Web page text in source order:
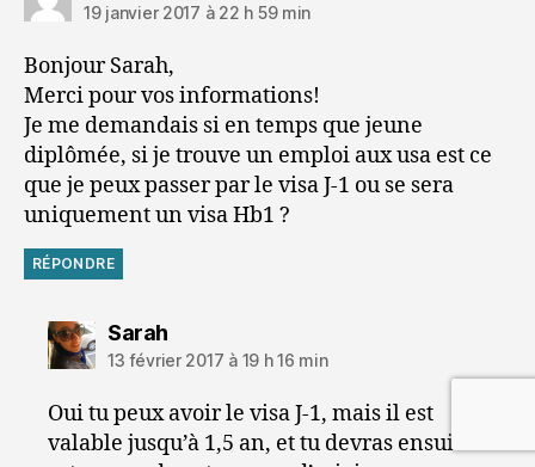
19 janvier 2017 à 22 h 59 min
Bonjour Sarah,
Merci pour vos informations!
Je me demandais si en temps que jeune
diplômée, si je trouve un emploi aux usa est ce
que je peux passer par le visa J-1 ou se sera
uniquement un visa Hb1 ?
RÉPONDRE
Sarahdit :
13 février 2017 à 19 h 16 min
Oui tu peux avoir le visa J-1, mais il est
valable jusqu’à 1,5 an, et tu devras ensuite